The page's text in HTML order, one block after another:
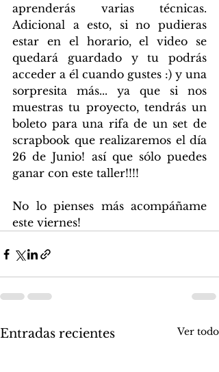
aprenderás varias técnicas.
Adicional a esto, si no pudieras
estar en el horario, el video se
quedará guardado y tu podrás
acceder a él cuando gustes :) y una
sorpresita más... ya que si nos
muestras tu proyecto, tendrás un
boleto para una rifa de un set de
scrapbook que realizaremos el día
26 de Junio! así que sólo puedes
ganar con este taller!!!!
No lo pienses más acompáñame
este viernes!
Entradas recientes Ver todo